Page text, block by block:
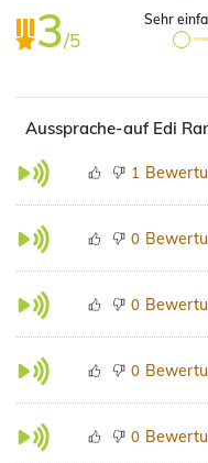
3/5
Sehr
Aussprache-auf Edi
1
0
0
0
0